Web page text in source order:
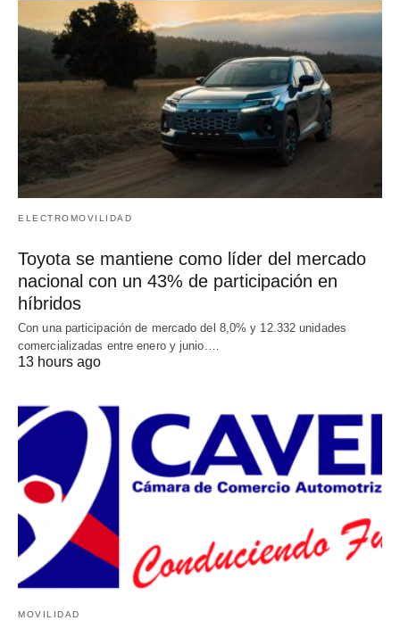
ELECTROMOVILIDAD
Toyota se mantiene como líder del mercado
nacional con un 43% de participación en
híbridos
Con una participación de mercado del 8,0% y 12.332 unidades
comercializadas entre enero y junio.…
13 hours ago
MOVILIDAD